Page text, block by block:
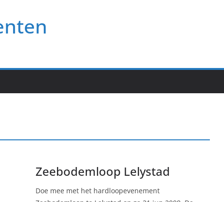
Zeebodemloop Lelystad
Doe mee met het hardloopevenement